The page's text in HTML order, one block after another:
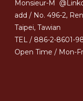
Monsieur-M
add / No. 496-2,
Taipei, Tawian
TEL / 886-2-8601-
Open Time / Mon-